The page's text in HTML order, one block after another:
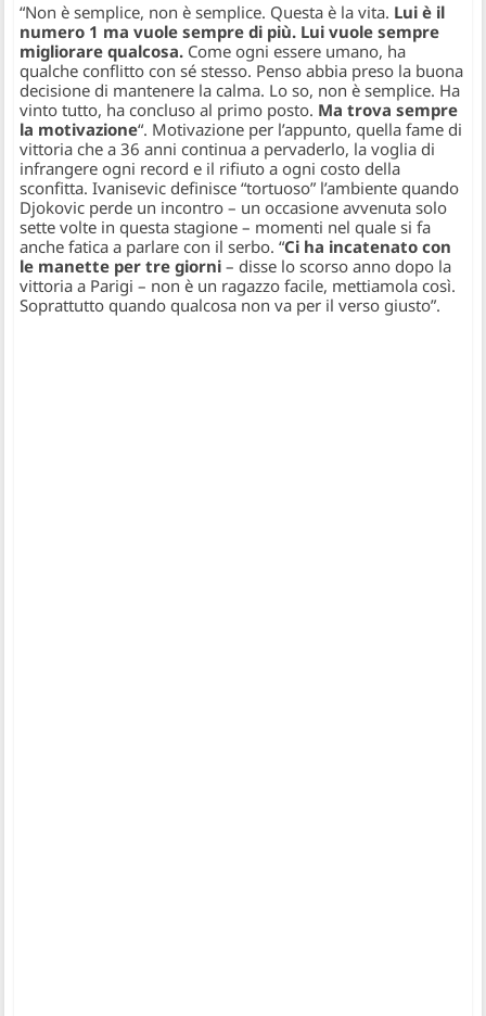
“Non è semplice, non è semplice. Questa è la vita. Lui è il
numero 1 ma vuole sempre di più. Lui vuole sempre
migliorare qualcosa. Come ogni essere umano, ha
qualche conflitto con sé stesso. Penso abbia preso la buona
decisione di mantenere la calma. Lo so, non è semplice. Ha
vinto tutto, ha concluso al primo posto. Ma trova sempre
la motivazione“. Motivazione per l’appunto, quella fame di
vittoria che a 36 anni continua a pervaderlo, la voglia di
infrangere ogni record e il rifiuto a ogni costo della
sconfitta. Ivanisevic definisce “tortuoso” l’ambiente quando
Djokovic perde un incontro – un occasione avvenuta solo
sette volte in questa stagione – momenti nel quale si fa
anche fatica a parlare con il serbo. “Ci ha incatenato con
le manette per tre giorni –disse lo scorso anno dopo la
vittoria a Parigi– non è un ragazzo facile, mettiamola così.
Soprattutto quando qualcosa non va per il verso giusto”.